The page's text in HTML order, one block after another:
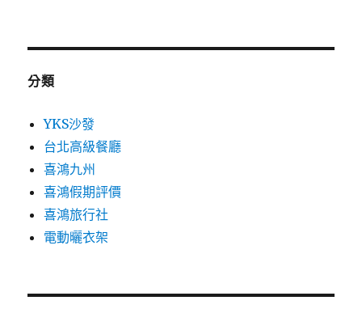
分類
YKS沙發
台北高級餐廳
喜鴻九州
喜鴻假期評價
喜鴻旅行社
電動曬衣架